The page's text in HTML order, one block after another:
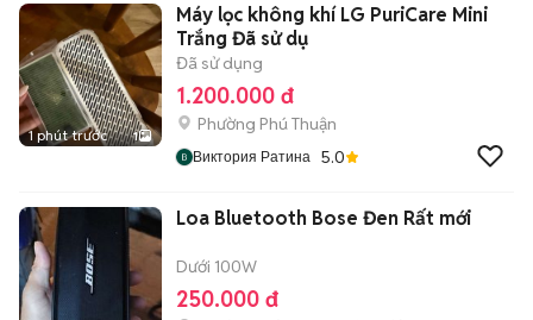
1 phút trước 1
Máy lọc không khí LG PuriCare Mini
Trắng Đã sử dụ
Đã sử dụng
1.200.000 đ
Phường Phú Thuận
Виктория Ратина 5.0
Loa Bluetooth Bose Đen Rất mới
Dưới 100W
250.000 đ